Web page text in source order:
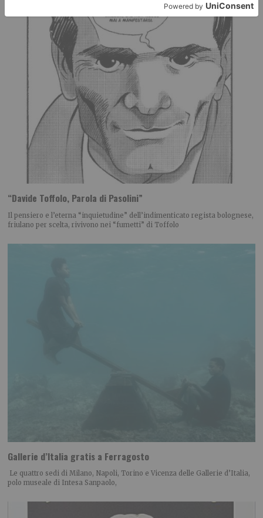
“Davide Toffolo, Parola di Pasolini”
Il pensiero e l’eterna “inquietudine” dell’indimenticato regista bolognese,
friulano per scelta, rivivono nei “fumetti” di Toffolo
Gallerie d’Italia gratis a Ferragosto
Le quattro sedi di Milano, Napoli, Torino e Vicenza delle Gallerie d’Italia,
polo museale di Intesa Sanpaolo,